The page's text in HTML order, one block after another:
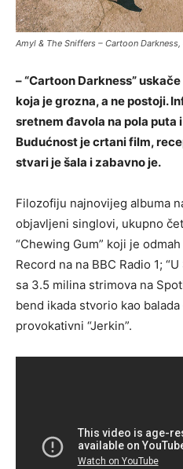
Amyl & The Sniffers – Cartoon
– “Cartoon Darkness”
koja je grozna, a ne postoji.
sretnem đavola na pola puta
Budućnost je crtani film,
stvari je šala i zabavno je.
Filozofiju najnovijeg albuma
objavljeni singlovi, ukupno
“Chewing Gum” koji je
Record na na BBC Radio 1;
sa 3.5 milina strimova na
bend ikada stvorio kao
provokativni “Jerkin”.